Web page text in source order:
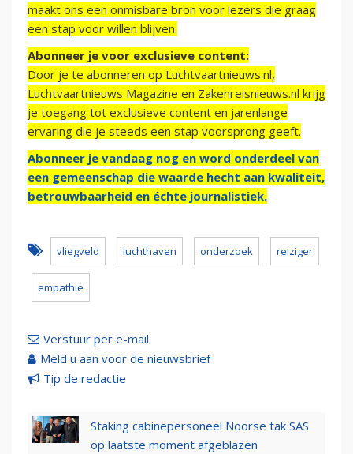
maakt ons een onmisbare bron voor lezers die graag
een stap voor willen blijven.
Abonneer je voor exclusieve content:
Door je te abonneren op Luchtvaartnieuws.nl,
Luchtvaartnieuws Magazine en Zakenreisnieuws.nl krijg
je toegang tot exclusieve content en jarenlange
ervaring die je steeds een stap voorsprong geeft.
Abonneer je vandaag nog en word onderdeel van
een gemeenschap die waarde hecht aan kwaliteit,
betrouwbaarheid en échte journalistiek.
vliegveld luchthaven onderzoek reiziger
empathie
Verstuur per e-mail
Meld u aan voor de nieuwsbrief
Tip de redactie
Staking cabinepersoneel Noorse tak SAS
op laatste moment afgeblazen